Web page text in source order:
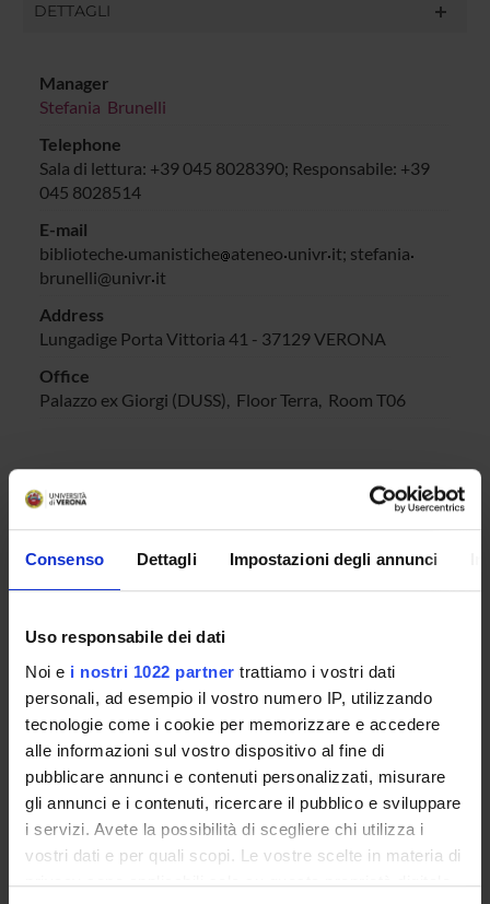
Consenso Dettagli Impostazioni degli annunci
Uso responsabile dei dati
Noi e i nostri 1022 partner trattiamo i vostri dati
personali, ad esempio il vostro numero IP, utilizzando
tecnologie come i cookie per memorizzare e accedere
alle informazioni sul vostro dispositivo al fine di
pubblicare annunci e contenuti personalizzati, misurare
gli annunci e i contenuti, ricercare il pubblico e sviluppare
i servizi. Avete la possibilità di scegliere chi utilizza i
vostri dati e per quali scopi. Le vostre scelte in materia di
privacy sono applicabili solo su questa proprietà digitale
DETTAGLI
Manager
Stefania Brunelli
Telephone
Sala di lettura: +39 045 8028390; Responsabile: +39
045 8028514
E-mail
biblioteche umanistiche ateneo univr it; stefania
brunelli@univr it
Address
Lungadige Porta Vittoria 41 - 37129 VERONA
Office
Palazzo ex Giorgi (DUSS), Floor Terra, Room T06
MEMBERS 1
ANNOUNCEMENTS
PLACES OF INTEREST